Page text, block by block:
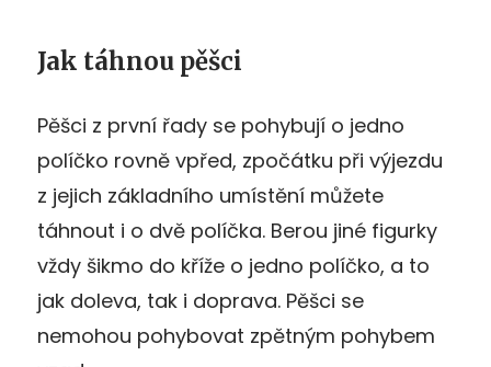
Jak táhnou pěšci
Pěšci z první řady se pohybují o jedno
políčko rovně vpřed, zpočátku při výjezdu
z jejich základního umístění můžete
táhnout i o dvě políčka. Berou jiné figurky
vždy šikmo do kříže o jedno políčko, a to
jak doleva, tak i doprava. Pěšci se
nemohou pohybovat zpětným pohybem